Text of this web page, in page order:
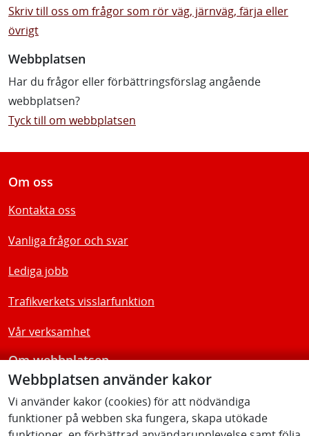
Webbplatsen använder kakor
Vi använder kakor (cookies) för att nödvändiga
funktioner på webben ska fungera, skapa utökade
Skriv till oss om frågor som rör väg, järnväg, färja eller
övrigt
Webbplatsen
Har du frågor eller förbättringsförslag angående
webbplatsen?
Tyck till om webbplatsen
Om oss
Kontakta oss
Vanliga frågor och svar
Lediga jobb
Trafikverkets visslarfunktion
Vår verksamhet
Om webbplatsen
Tillgänglighetsredogörelse
Följ oss